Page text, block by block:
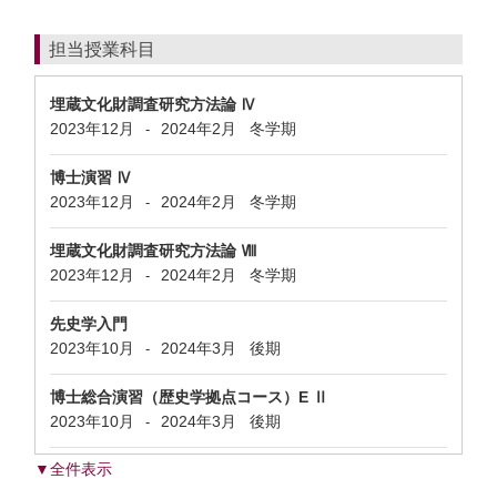
担当授業科目
埋蔵文化財調査研究方法論 Ⅳ
2023年12月
- 2024年2月 冬学期
博士演習 Ⅳ
2023年12月
- 2024年2月 冬学期
埋蔵文化財調査研究方法論 Ⅷ
2023年12月
- 2024年2月 冬学期
先史学入門
2023年10月
- 2024年3月 後期
博士総合演習（歴史学拠点コース）E Ⅱ
2023年10月
- 2024年3月 後期
▼全件表示